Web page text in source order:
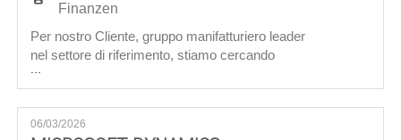
hochladen
Anmelden
Finanzen
Per nostro Cliente, gruppo manifatturiero leader
nel settore di riferimento, stiamo cercando
un/una: Contabile Che farà parte del team di
Amministrazione e Finanza per rafforzarlo in
una fase di crescita e di cambiamento delle
logiche, a seguito dell'ingresso nel gruppo di una
06/03/2026